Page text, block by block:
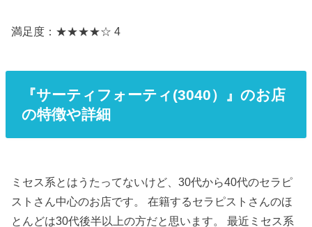
満足度：★★★★☆ 4
『サーティフォーティ(3040）』のお店
の特徴や詳細
ミセス系とはうたってないけど、30代から40代のセラピ
ストさん中心のお店です。 在籍するセラピストさんのほ
とんどは30代後半以上の方だと思います。 最近ミセス系